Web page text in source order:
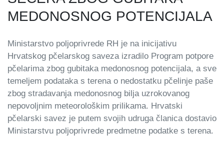
MEDONOSNOG POTENCIJALA
Ministarstvo poljoprivrede RH je na inicijativu
Hrvatskog pčelarskog saveza izradilo Program potpore
pčelarima zbog gubitaka medonosnog potencijala, a sve
temeljem podataka s terena o nedostatku pčelinje paše
zbog stradavanja medonosnog bilja uzrokovanog
nepovoljnim meteorološkim prilikama. Hrvatski
pčelarski savez je putem svojih udruga članica dostavio
Ministarstvu poljoprivrede predmetne podatke s terena.